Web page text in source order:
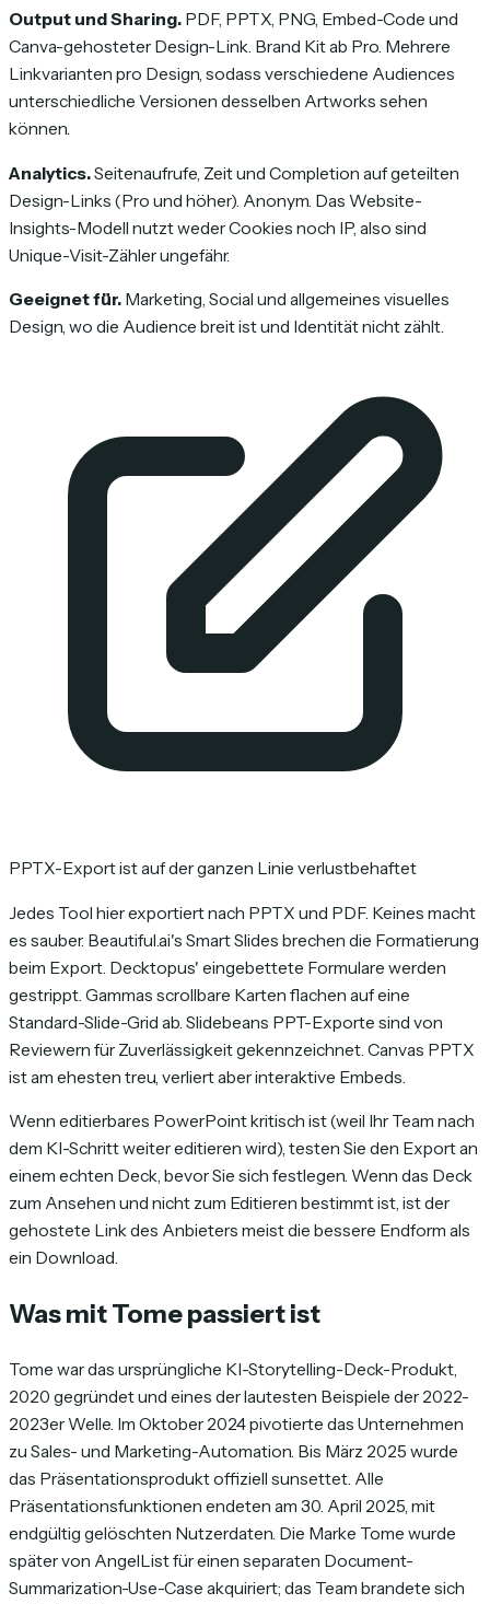
Output und Sharing. PDF, PPTX, PNG, Embed-Code und
Canva-gehosteter Design-Link. Brand Kit ab Pro. Mehrere
Linkvarianten pro Design, sodass verschiedene Audiences
unterschiedliche Versionen desselben Artworks sehen
können.
Analytics.Seitenaufrufe, Zeit und Completion auf geteilten
Design-Links (Pro und höher). Anonym. Das Website-
Insights-Modell nutzt weder Cookies noch IP, also sind
Unique-Visit-Zähler ungefähr.
Geeignet für. Marketing, Social und allgemeines visuelles
Design, wo die Audience breit ist und Identität nicht zählt.
PPTX-Export ist auf der ganzen Linie verlustbehaftet
Jedes Tool hier exportiert nach PPTX und PDF. Keines macht
es sauber. Beautiful.ai's Smart Slides brechen die Formatierung
beim Export. Decktopus' eingebettete Formulare werden
gestrippt. Gammas scrollbare Karten flachen auf eine
Standard-Slide-Grid ab. Slidebeans PPT-Exporte sind von
Reviewern für Zuverlässigkeit gekennzeichnet. Canvas PPTX
ist am ehesten treu, verliert aber interaktive Embeds.
Wenn editierbares PowerPoint kritisch ist (weil Ihr Team nach
dem KI-Schritt weiter editieren wird), testen Sie den Export an
einem echten Deck, bevor Sie sich festlegen. Wenn das Deck
zum Ansehen und nicht zum Editieren bestimmt ist, ist der
gehostete Link des Anbieters meist die bessere Endform als
ein Download.
Was mit Tome passiert ist
Tome war das ursprüngliche KI-Storytelling-Deck-Produkt,
2020 gegründet und eines der lautesten Beispiele der 2022-
2023er Welle. Im Oktober 2024 pivotierte das Unternehmen
zu Sales- und Marketing-Automation. Bis März 2025 wurde
das Präsentationsprodukt offiziell sunsettet. Alle
Präsentationsfunktionen endeten am 30. April 2025, mit
endgültig gelöschten Nutzerdaten. Die Marke Tome wurde
später von AngelList für einen separaten Document-
Summarization-Use-Case akquiriert; das Team brandete sich